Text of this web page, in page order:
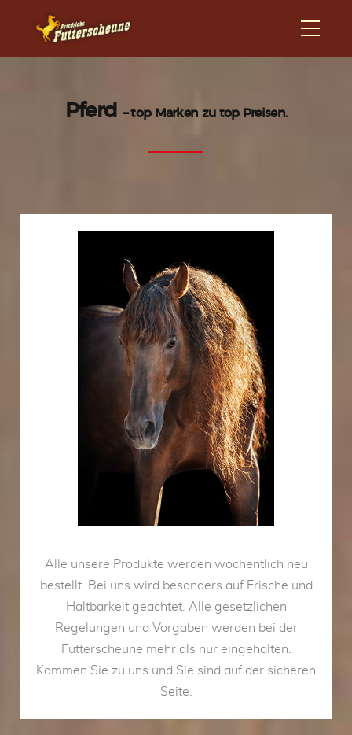
Pferd – top Marken zu top Preisen.
Alle unsere Produkte werden wöchentlich neu
bestellt. Bei uns wird besonders auf Frische und
Haltbarkeit geachtet. Alle gesetzlichen
Regelungen und Vorgaben werden bei der
Futterscheune mehr als nur eingehalten.
Kommen Sie zu uns und Sie sind auf der sicheren
Seite.